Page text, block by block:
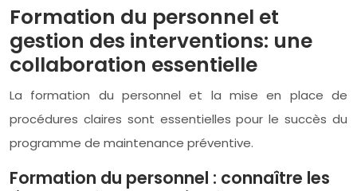
Formation du personnel et
gestion des interventions: une
collaboration essentielle
La formation du personnel et la mise en place de
procédures claires sont essentielles pour le succès du
programme de maintenance préventive.
Formation du personnel : connaître les